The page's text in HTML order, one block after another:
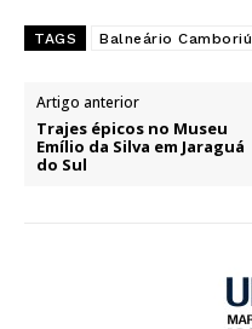
TAGS Balneário Camboriú
Artigo anterior
Trajes épicos no Museu
Emílio da Silva em Jaraguá
do Sul